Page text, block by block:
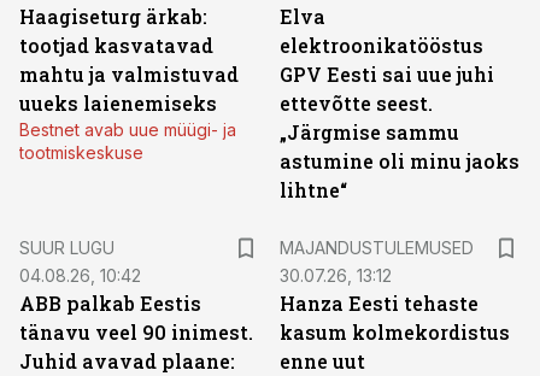
Haagiseturg ärkab:
tootjad kasvatavad
mahtu ja valmistuvad
uueks laienemiseks
Bestnet avab uue müügi- ja
tootmiskeskuse
Elva
elektroonikatööstus
GPV Eesti sai uue juhi
ettevõtte seest.
„Järgmise sammu
astumine oli minu jaoks
lihtne“
SUUR LUGU
04.08.26, 10:42
ABB palkab Eestis
tänavu veel 90 inimest.
Juhid avavad plaane:
MAJANDUSTULEMUSED
30.07.26, 13:12
Hanza Eesti tehaste
kasum kolmekordistus
enne uut